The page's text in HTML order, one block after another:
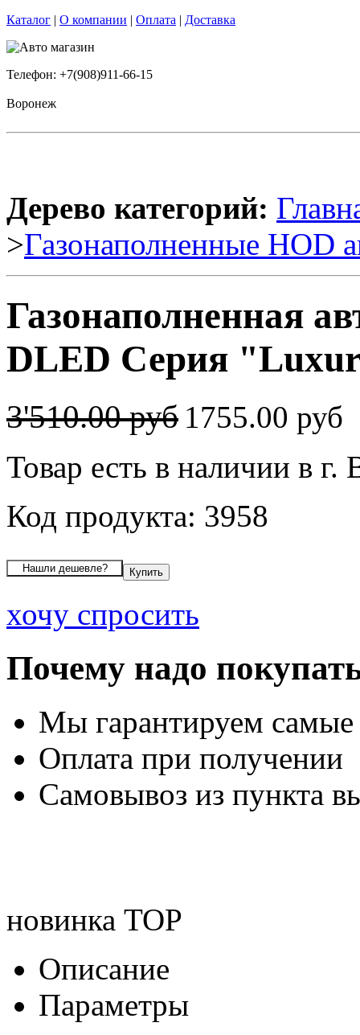
Каталог | О компании | Оплата | Доставка
Телефон: +7(908)911-66-15
Воронеж
Дерево категорий:
>Газонаполненные HOD
Газонаполненная
DLED Серия
3'510.00 руб 1755.00 руб
Товар есть в наличии в г.
Код продукта: 3958
хочу спросить
Почему надо
Мы гарантируем
Оплата при получении
Самовывоз из пункта
новинка TOP
Описание
Параметры